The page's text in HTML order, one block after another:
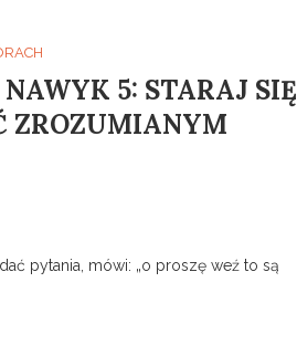
5: STARAJ SIĘ
ZROZUMIANYM
pytania, mówi: „o proszę weź to są